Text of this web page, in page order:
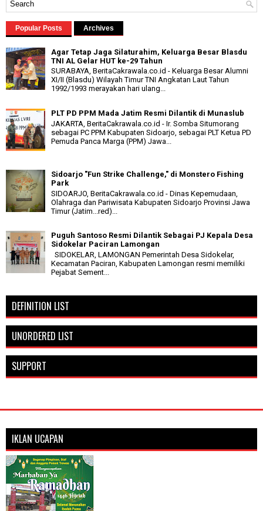
Popular Posts Archives
Agar Tetap Jaga Silaturahim, Keluarga Besar Blasdu
TNI AL Gelar HUT ke-29 Tahun
SURABAYA, BeritaCakrawala.co.id - Keluarga Besar Alumni
XI/II (Blasdu) Wilayah Timur TNI Angkatan Laut Tahun
1992/1993 merayakan hari ulang...
PLT PD PPM Mada Jatim Resmi Dilantik di Munaslub
JAKARTA, BeritaCakrawala.co.id - Ir. Somba Situmorang
sebagai PC PPM Kabupaten Sidoarjo, sebagai PLT Ketua PD
Pemuda Panca Marga (PPM) Jawa...
Sidoarjo "Fun Strike Challenge," di Monstero Fishing
Park
SIDOARJO, BeritaCakrawala.co.id - Dinas Kepemudaan,
Olahraga dan Pariwisata Kabupaten Sidoarjo Provinsi Jawa
Timur (Jatim...red)...
Puguh Santoso Resmi Dilantik Sebagai PJ Kepala Desa
Sidokelar Paciran Lamongan
SIDOKELAR, LAMONGAN Pemerintah Desa Sidokelar,
Kecamatan Paciran, Kabupaten Lamongan resmi memiliki
Pejabat Sement...
DEFINITION LIST
UNORDERED LIST
SUPPORT
IKLAN UCAPAN